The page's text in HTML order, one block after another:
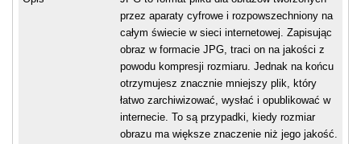
przez aparaty cyfrowe i rozpowszechniony na
całym świecie w sieci internetowej. Zapisując
obraz w formacie JPG, traci on na jakości z
powodu kompresji rozmiaru. Jednak na końcu
otrzymujesz znacznie mniejszy plik, który
łatwo zarchiwizować, wysłać i opublikować w
internecie. To są przypadki, kiedy rozmiar
obrazu ma większe znaczenie niż jego jakość.